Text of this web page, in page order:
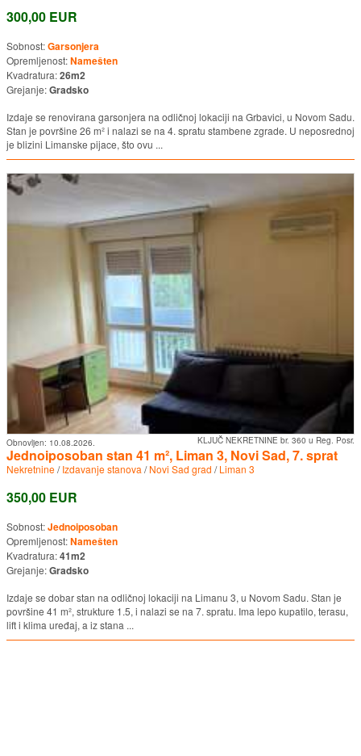
300,00 EUR
Sobnost:Garsonjera
Opremljenost:Namešten
Kvadratura:26m2
Grejanje:Gradsko
Izdaje se renovirana garsonjera na odličnoj lokaciji na Grbavici, u Novom Sadu.
Stan je površine 26 m² i nalazi se na 4. spratu stambene zgrade. U neposrednoj
je blizini Limanske pijace, što ovu ...
KLJUČ NEKRETNINE br. 360 u Reg. Posr.
Obnovljen: 10.08.2026.
Jednoiposoban stan 41 m², Liman 3, Novi Sad, 7. sprat
Nekretnine/Izdavanje stanova /Novi Sad grad /Liman 3
350,00 EUR
Sobnost:Jednoiposoban
Opremljenost:Namešten
Kvadratura:41m2
Grejanje:Gradsko
Izdaje se dobar stan na odličnoj lokaciji na Limanu 3, u Novom Sadu. Stan je
površine 41 m², strukture 1.5, i nalazi se na 7. spratu. Ima lepo kupatilo, terasu,
lift i klima uređaj, a iz stana ...